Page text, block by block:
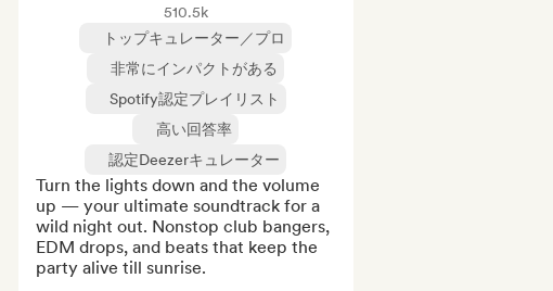
510.5k
トップキュレーター／プロ
非常にインパクトがある
Spotify認定プレイリスト
高い回答率
認定Deezerキュレーター
Turn the lights down and the volume
up — your ultimate soundtrack for a
wild night out. Nonstop club bangers,
EDM drops, and beats that keep the
party alive till sunrise.